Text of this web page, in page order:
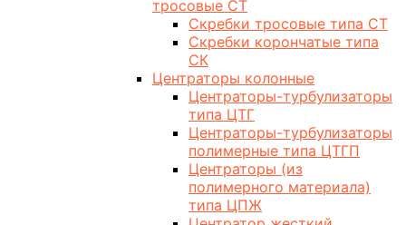
тросовые СТ
Скребки тросовые типа СТ
Скребки корончатые типа
СК
Центраторы колонные
Центраторы-турбулизаторы
типа ЦТГ
Центраторы-турбулизаторы
полимерные типа ЦТГП
Центраторы (из
полимерного материала)
типа ЦПЖ